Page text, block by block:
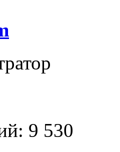
9 530